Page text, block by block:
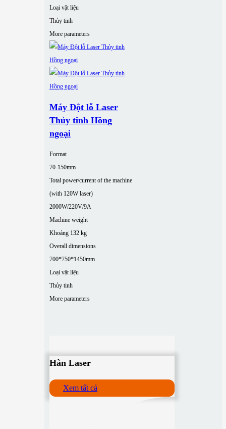
Loại vật liệu
Thủy tinh
More parameters
Máy Đột lỗ Laser
Thủy tinh Hồng
ngoại
Format
70-150mm
Total power/current of the machine
(with 120W laser)
2000W/220V/9A
Machine weight
Khoảng 132 kg
Overall dimensions
700*750*1450mm
Loại vật liệu
Thủy tinh
More parameters
Hàn Laser
Xem tất cả